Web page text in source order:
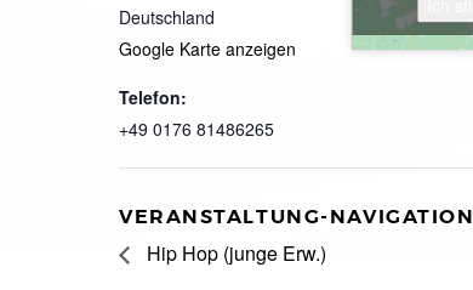
Deutschland
Google Karte anzeigen
Telefon:
+49 0176 81486265
VERANSTALTUNG-NAVIGATION
Hip Hop (junge Erw.)